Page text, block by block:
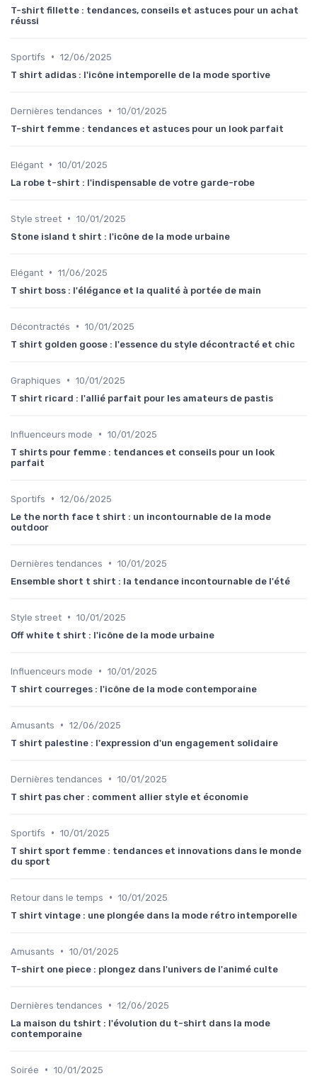
T-shirt fillette : tendances, conseils et astuces pour un achat
réussi
Sportifs • 12/06/2025
T shirt adidas : l'icône intemporelle de la mode sportive
Dernières tendances • 10/01/2025
T-shirt femme : tendances et astuces pour un look parfait
Elégant • 10/01/2025
La robe t-shirt : l'indispensable de votre garde-robe
Style street • 10/01/2025
Stone island t shirt : l'icône de la mode urbaine
Elégant • 11/06/2025
T shirt boss : l'élégance et la qualité à portée de main
Décontractés • 10/01/2025
T shirt golden goose : l'essence du style décontracté et chic
Graphiques • 10/01/2025
T shirt ricard : l'allié parfait pour les amateurs de pastis
Influenceurs mode • 10/01/2025
T shirts pour femme : tendances et conseils pour un look
parfait
Sportifs • 12/06/2025
Le the north face t shirt : un incontournable de la mode
outdoor
Dernières tendances • 10/01/2025
Ensemble short t shirt : la tendance incontournable de l'été
Style street • 10/01/2025
Off white t shirt : l'icône de la mode urbaine
Influenceurs mode • 10/01/2025
T shirt courreges : l'icône de la mode contemporaine
Amusants • 12/06/2025
T shirt palestine : l'expression d'un engagement solidaire
Dernières tendances • 10/01/2025
T shirt pas cher : comment allier style et économie
Sportifs • 10/01/2025
T shirt sport femme : tendances et innovations dans le monde
du sport
Retour dans le temps • 10/01/2025
T shirt vintage : une plongée dans la mode rétro intemporelle
Amusants • 10/01/2025
T-shirt one piece : plongez dans l'univers de l'animé culte
Dernières tendances • 12/06/2025
La maison du tshirt : l'évolution du t-shirt dans la mode
contemporaine
Soirée • 10/01/2025